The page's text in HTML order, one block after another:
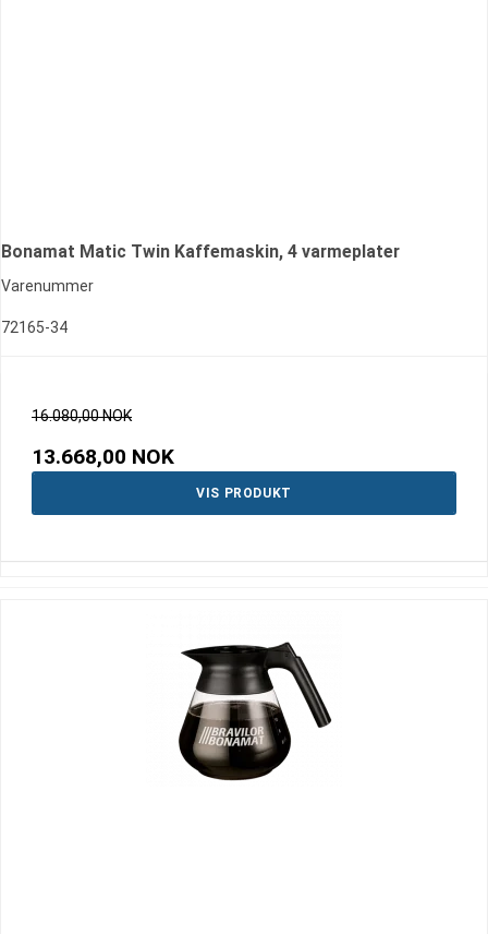
Bonamat Matic Twin Kaffemaskin, 4 varmeplater
Varenummer
72165-34
16.080,00 NOK
13.668,00 NOK
VIS PRODUKT